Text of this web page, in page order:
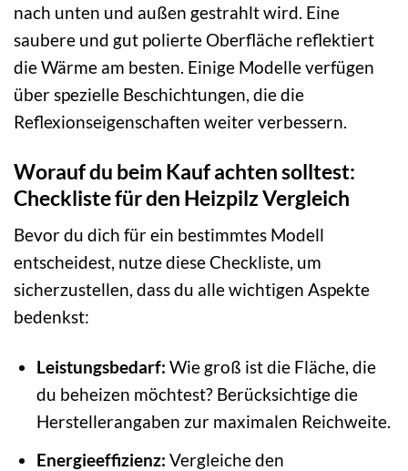
nach unten und außen gestrahlt wird. Eine
saubere und gut polierte Oberfläche reflektiert
die Wärme am besten. Einige Modelle verfügen
über spezielle Beschichtungen, die die
Reflexionseigenschaften weiter verbessern.
Worauf du beim Kauf achten solltest:
Checkliste für den Heizpilz Vergleich
Bevor du dich für ein bestimmtes Modell
entscheidest, nutze diese Checkliste, um
sicherzustellen, dass du alle wichtigen Aspekte
bedenkst:
Leistungsbedarf: Wie groß ist die Fläche, die
du beheizen möchtest? Berücksichtige die
Herstellerangaben zur maximalen Reichweite.
Energieeffizienz: Vergleiche den